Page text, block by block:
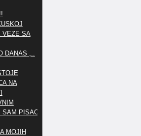
VEZE SA
DANAS ,..
NA
SAM PISAO
MOJIH